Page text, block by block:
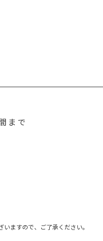
まで
ますので、ご了承ください。